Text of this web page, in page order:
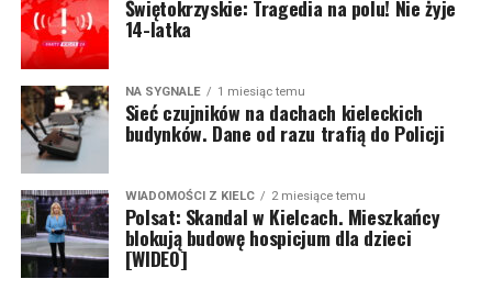
Świętokrzyskie: Tragedia na polu! Nie żyje
14-latka
NA SYGNALE 1 miesiąc temu
Sieć czujników na dachach kieleckich
budynków. Dane od razu trafią do Policji
WIADOMOŚCI Z KIELC 2 miesiące temu
Polsat: Skandal w Kielcach. Mieszkańcy
blokują budowę hospicjum dla dzieci
[WIDEO]